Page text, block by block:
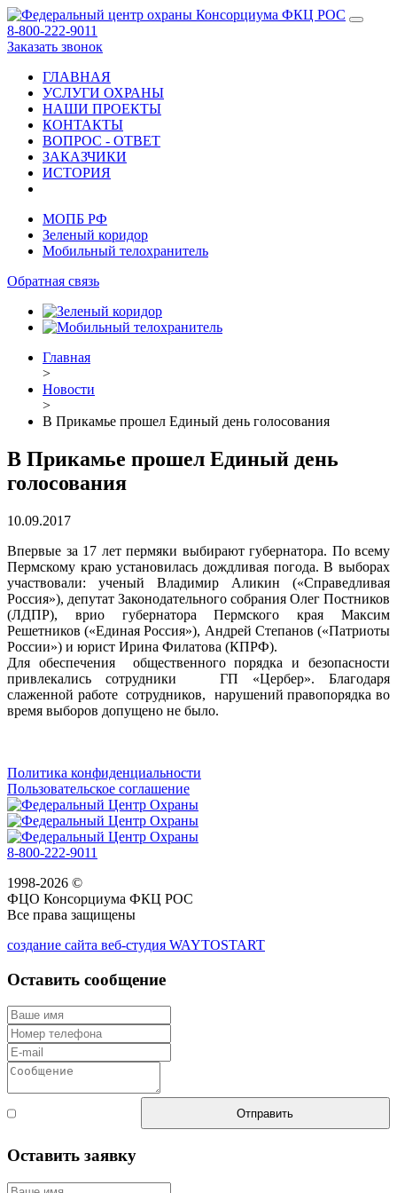
8-800-222-9011
Заказать звонок
ГЛАВНАЯ
УСЛУГИ ОХРАНЫ
НАШИ ПРОЕКТЫ
КОНТАКТЫ
ВОПРОС - ОТВЕТ
ЗАКАЗЧИКИ
ИСТОРИЯ
МОПБ РФ
Зеленый коридор
Мобильный телохранитель
Обратная связь
Главная
>
Новости
>
В Прикамье прошел Единый день голосования
В Прикамье прошел Единый день
голосования
10.09.2017
Впервые за 17 лет пермяки выбирают губернатора. По всему
Пермскому краю установилась дождливая погода. В выборах
участвовали: ученый Владимир Аликин («Справедливая
Россия»), депутат Законодательного собрания Олег Постников
(ЛДПР), врио губернатора Пермского края Максим
Решетников («Единая Россия»), Андрей Степанов («Патриоты
России») и юрист Ирина Филатова (КПРФ).
Для обеспечения общественного порядка и безопасности
привлекались сотрудники ГП «Цербер». Благодаря
слаженной работе сотрудников, нарушений правопорядка во
время выборов допущено не было.
Политика конфиденциальности
Пользовательское соглашение
8-800-222-9011
1998-2026 ©
ФЦО Консорциума ФКЦ РОС
Все права защищены
создание сайта веб-студия WAYTOSTART
Оставить сообщение
Отправить
Оставить заявку